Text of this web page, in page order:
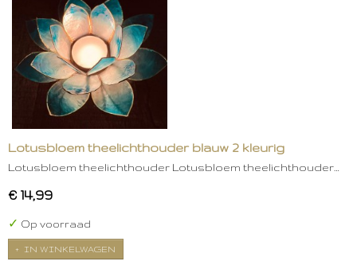
Lotusbloem theelichthouder blauw 2 kleurig
Lotusbloem theelichthouder Lotusbloem theelichthouder…
€ 14,99
✓ Op voorraad
IN WINKELWAGEN